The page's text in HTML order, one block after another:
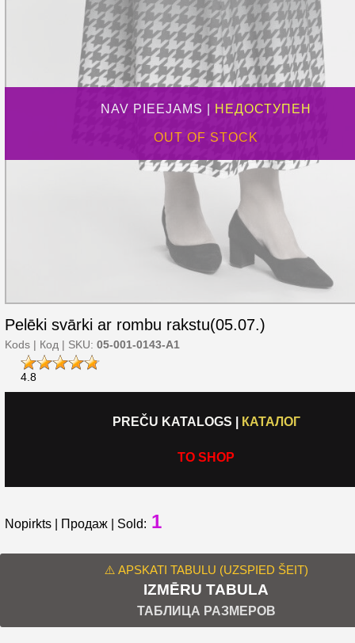
NAV PIEEJAMS | НЕДОСТУПЕН
OUT OF STOCK
Pelēki svārki ar rombu rakstu(05.07.)
Kods | Код | SKU: 05-001-0143-A1
4.8
PREČU KATALOGS КАТАЛОГ
TO SHOP
Nopirkts | Продаж | Sold: 1
⚠️ APSKATI TABULU (UZSPIED ŠEIT)
IZMĒRU TABULA
ТАБЛИЦА РАЗМЕРОВ